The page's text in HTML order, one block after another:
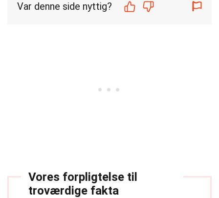
Var denne side nyttig?
Vores forpligtelse til
troværdige fakta